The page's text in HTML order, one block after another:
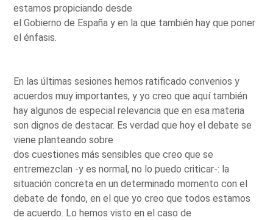
estamos propiciando desde
el Gobierno de España y en la que también hay que poner
el énfasis.
En las últimas sesiones hemos ratificado convenios y
acuerdos muy importantes, y yo creo que aquí también
hay algunos de especial relevancia que en esa materia
son dignos de destacar. Es verdad que hoy el debate se
viene planteando sobre
dos cuestiones más sensibles que creo que se
entremezclan -y es normal, no lo puedo criticar-: la
situación concreta en un determinado momento con el
debate de fondo, en el que yo creo que todos estamos
de acuerdo. Lo hemos visto en el caso de